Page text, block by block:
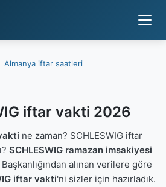
Almanya iftar saatleri
iftar vakti 2026
ne zaman? SCHLESWIG iftar
SCHLESWIG ramazan imsakiyesi
alınan verilere göre
iftar vakti'ni sizler için hazırladık.